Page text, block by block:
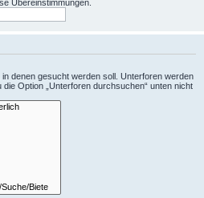
Übereinstimmungen.
denen gesucht werden soll. Unterforen werden
Option „Unterforen durchsuchen“ unten nicht